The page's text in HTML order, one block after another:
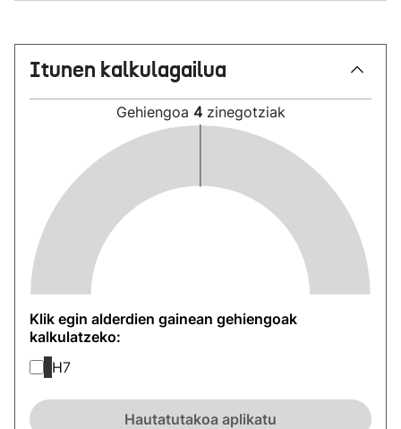
Itunen kalkulagailua
Gehiengoa 4 zinegotziak
Klik egin alderdien gainean gehiengoak
kalkulatzeko:
H7
Hautatutakoa aplikatu